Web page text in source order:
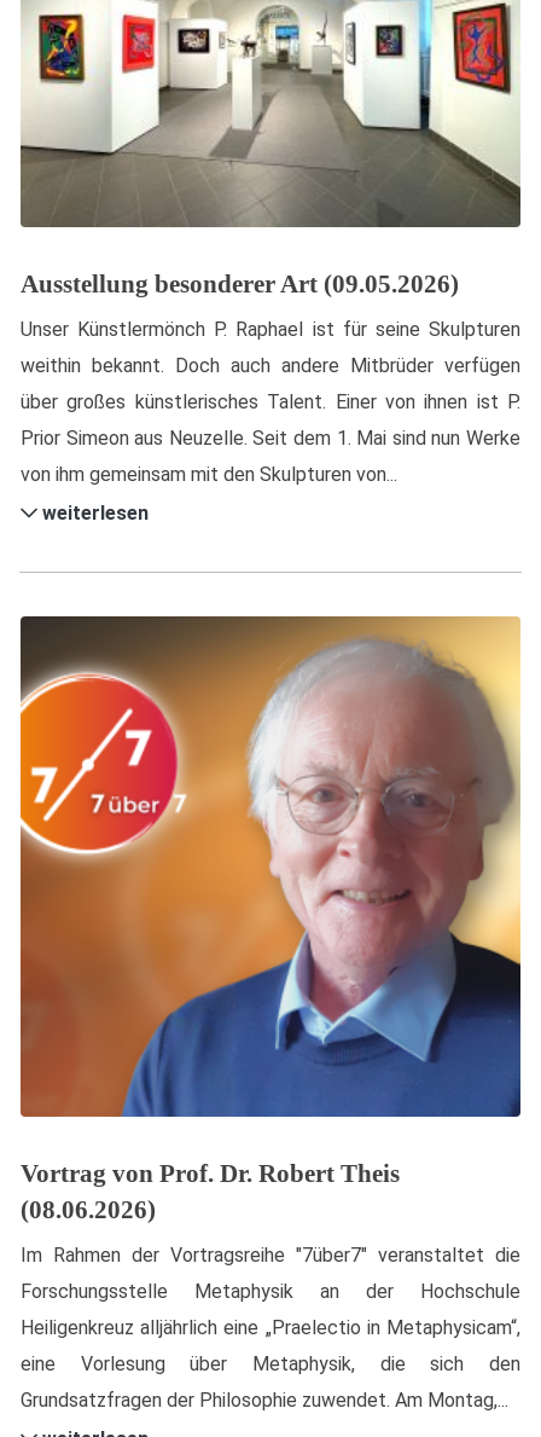
Ausstellung besonderer Art (09.05.2026)
Unser Künstlermönch P. Raphael ist für seine Skulpturen
weithin bekannt. Doch auch andere Mitbrüder verfügen
über großes künstlerisches Talent. Einer von ihnen ist P.
Prior Simeon aus Neuzelle. Seit dem 1. Mai sind nun Werke
von ihm gemeinsam mit den Skulpturen von...
weiterlesen
Vortrag von Prof. Dr. Robert Theis
(08.06.2026)
Im Rahmen der Vortragsreihe "7über7" veranstaltet die
Forschungsstelle Metaphysik an der Hochschule
Heiligenkreuz alljährlich eine „Praelectio in Metaphysicam“,
eine Vorlesung über Metaphysik, die sich den
Grundsatzfragen der Philosophie zuwendet. Am Montag,...